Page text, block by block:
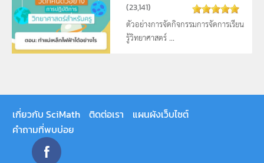
(23,141)
ตัวอย่างการจัดกิจกรรมการจัดการเรียน
รู้วิทยาศาสตร์ ...
เกี่ยวกับ SciMath ติดต่อเรา
แผนผังเว็บไซต์
คำถามที่พบบ่อย